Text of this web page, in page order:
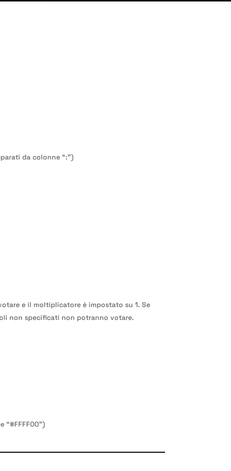
da colonne “:”)
e il moltiplicatore è impostato su 1. Se
non specificati non potranno votare.
“#FFFF00”)